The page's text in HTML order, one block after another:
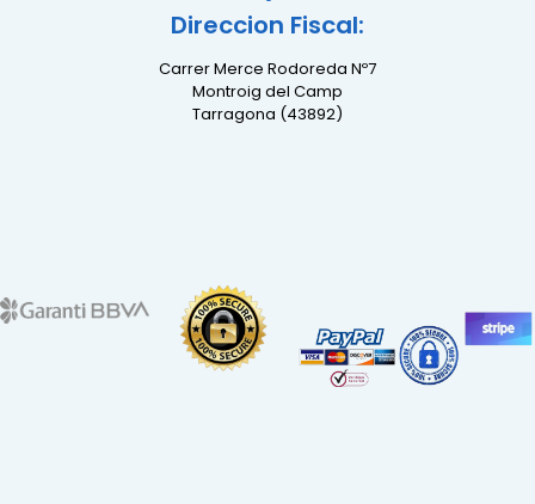
Direccion Fiscal:
Carrer Merce Rodoreda Nº7
Montroig del Camp
Tarragona (43892)